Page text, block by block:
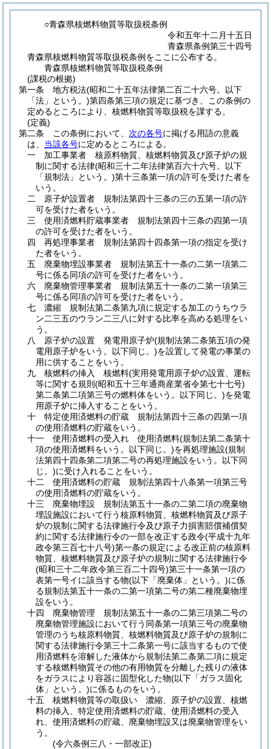
○青森県核燃料物質等取扱税条例
令和五年十二月十五日
青森県条例第三十四号
青森県核燃料物質等取扱税条例をここに公布する。
青森県核燃料物質等取扱税条例
(課税の根拠)
第一条
地方税法(昭和二十五年法律第二百二十六号。以下
「法」という。)第四条第三項の規定に基づき、この条例の
定めるところにより、核燃料物質等取扱税を課する。
(定義)
第二条
この条例において、 次の各号に掲げる用語の意義
は、 当該各号に定めるところによる。
一
加工事業者 核原料物質、核燃料物質及び原子炉の規
制に関する法律(昭和三十二年法律第百六十六号。以下
「規制法」という。)第十三条第一項の許可を受けた者を
いう。
二
原子炉設置者 規制法第四十三条の三の五第一項の許
可を受けた者をいう。
三
使用済燃料貯蔵事業者 規制法第四十三条の四第一項
の許可を受けた者をいう。
四
再処理事業者 規制法第四十四条第一項の指定を受け
た者をいう。
五
廃棄物埋設事業者 規制法第五十一条の二第一項第二
号に係る同項の許可を受けた者をいう。
六
廃棄物管理事業者 規制法第五十一条の二第一項第三
号に係る同項の許可を受けた者をいう。
七
濃縮 規制法第二条第九項に規定する加工のうちウラ
ン二三五のウラン二三八に対する比率を高める処理をい
う。
八
原子炉の設置 発電用原子炉(規制法第二条第五項の発
電用原子炉をいう。以下同じ。)を設置して発電の事業の
用に供することをいう。
九
核燃料の挿入 核燃料(実用発電用原子炉の設置、運転
等に関する規則 (昭和五十三年通商産業省令第七十七号)
第二条第二項第三号の燃料体をいう。以下同じ。)を発電
用原子炉に挿入することをいう。
十
特定使用済燃料の貯蔵 規制法第四十三条の四第一項
の使用済燃料の貯蔵をいう。
十一
使用済燃料の受入れ 使用済燃料(規制法第二条第十
項の使用済燃料をいう。以下同じ。)を再処理施設(規制
法第四十四条第二項第二号の再処理施設をいう。以下同
じ。)に受け入れることをいう。
十二
使用済燃料の貯蔵 規制法第四十八条第一項第三号
の使用済燃料の貯蔵をいう。
十三
廃棄物埋設 規制法第五十一条の二第二項の廃棄物
埋設施設において行う核原料物質、核燃料物質及び原子
炉の規制に関する法律施行令及び原子力損害賠償補償契
約に関する法律施行令の一部を改正する政令(平成十九年
政令第三百七十八号)第一条の規定による改正前の核原料
物質、核燃料物質及び原子炉の規制に関する法律施行令
(昭和三十二年政令第三百二十四号)第三十一条第一項の
表第一号イに該当する物(以下「廃棄体」という。)に係
る規制法第五十一条の二第一項第二号の第二種廃棄物埋
設をいう。
十四
廃棄物管理 規制法第五十一条の二第三項第二号の
廃棄物管理施設において行う同条第一項第三号の廃棄物
管理のうち核原料物質、核燃料物質及び原子炉の規制に
関する法律施行令第三十二条第一号に該当するもので使
用済燃料を溶解した液体から規制法第二条第二項に規定
する核燃料物質その他の有用物質を分離した残りの液体
をガラスにより容器に固型化した物(以下「ガラス固化
体」という。)に係るものをいう。
十五
核燃料物質等の取扱い 濃縮、原子炉の設置、核燃
料の挿入、特定使用済燃料の貯蔵、使用済燃料の受入
れ、使用済燃料の貯蔵、廃棄物埋設又は廃棄物管理をい
う。
(令六条例三八・一部改正)